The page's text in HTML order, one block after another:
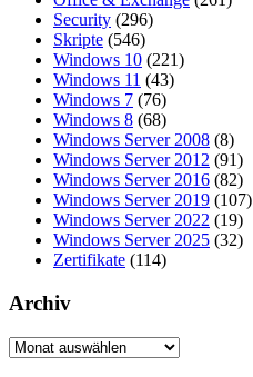
Security (296)
Skripte (546)
Windows 10 (221)
Windows 11 (43)
Windows 7 (76)
Windows 8 (68)
Windows Server 2008 (8)
Windows Server 2012 (91)
Windows Server 2016 (82)
Windows Server 2019 (107)
Windows Server 2022 (19)
Windows Server 2025 (32)
Zertifikate (114)
Archiv
Archiv